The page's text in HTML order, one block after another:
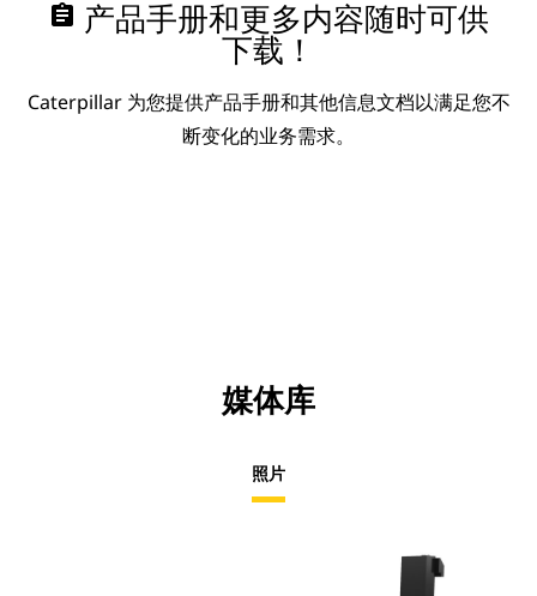
assignment 产品手册和更多内容随时可供
下载！
Caterpillar 为您提供产品手册和其他信息文档以满足您不
断变化的业务需求。
媒体库
照片